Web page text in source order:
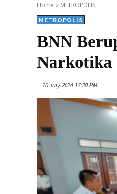
Home METROPOLIS
METROPOLIS
BNN
Narkotika
10 July 2024 17:30 PM